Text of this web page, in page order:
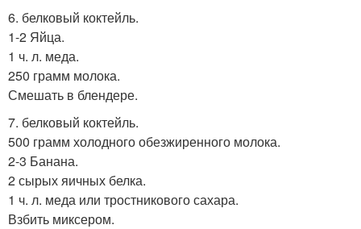
6. белковый коктейль.
1-2 Яйца.
1 ч. л. меда.
250 грамм молока.
Смешать в блендере.
7. белковый коктейль.
500 грамм холодного обезжиренного молока.
2-3 Банана.
2 сырых яичных белка.
1 ч. л. меда или тростникового сахара.
Взбить миксером.